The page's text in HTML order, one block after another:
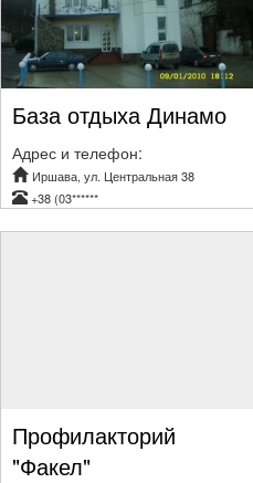
База отдыха Динамо
Адрес и телефон:
Иршава, ул. Центральная 38
+38 (03******
Профилакторий
"Факел"